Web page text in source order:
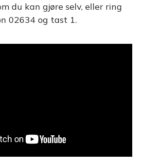
du kan gjøre selv, eller ring
02634 og tast 1.